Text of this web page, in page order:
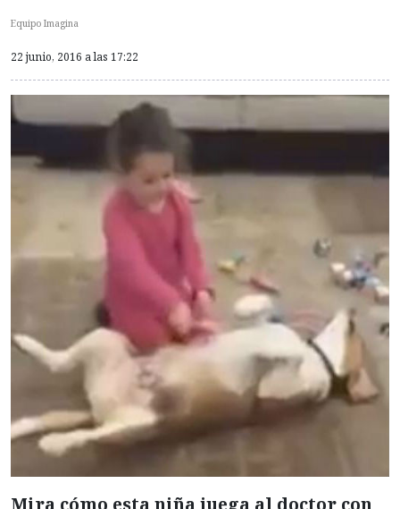
Equipo Imagina
22 junio, 2016 a las 17:22
Mira cómo esta niña juega al doctor con